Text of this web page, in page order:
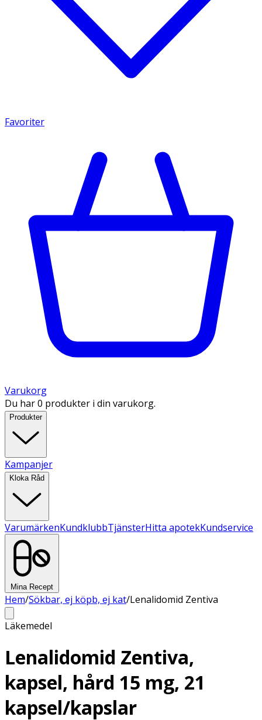
Favoriter
Varukorg
Du har 0 produkter i din varukorg.
Produkter
Kampanjer
Kloka Råd
VarumärkenKundklubbTjänsterHitta apotekKundservice
Mina Recept
Hem/Sökbar, ej köpb, ej kat/Lenalidomid Zentiva
Läkemedel
Lenalidomid Zentiva,
kapsel, hård 15 mg, 21
kapsel/kapslar